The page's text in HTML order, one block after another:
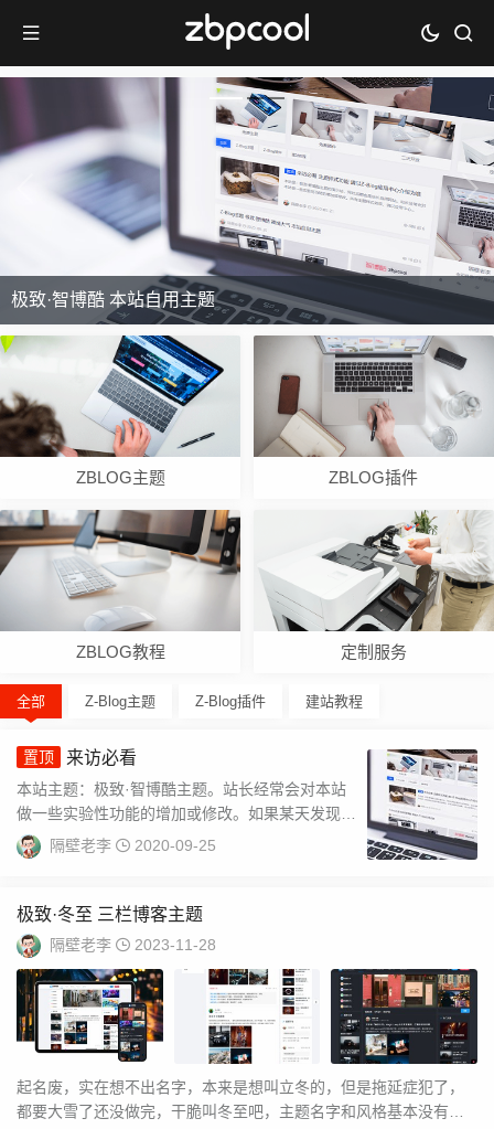
极致·智博酷 本站自用主题
ZBLOG主题 ZBLOG插件
ZBLOG教程 定制服务
全部 Z-Blog主题 Z-Blog插件 建站教程
置顶 来访必看
本站主题：极致·智博酷主题。站长经常会对本站
做一些实验性功能的增加或修改。如果某天发现本
站变得很奇怪，这很正常。本站主题是内测版，和
应用...
隔壁老李 2020-09-25
极致·冬至 三栏博客主题
隔壁老李 2023-11-28
起名废，实在想不出名字，本来是想叫立冬的，但是拖延症犯了，
都要大雪了还没做完，干脆叫冬至吧，主题名字和风格基本没有关